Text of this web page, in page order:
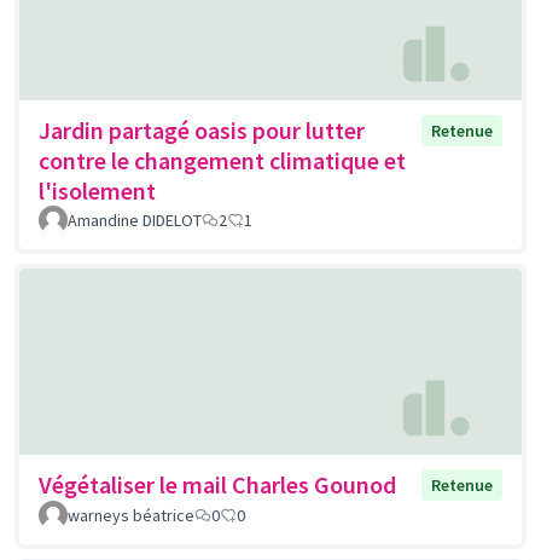
Jardin partagé oasis pour lutter
contre le changement climatique et
l'isolement
Retenue
Amandine DIDELOT 2 1
Végétaliser le mail Charles Gounod
Retenue
warneys béatrice
0 0